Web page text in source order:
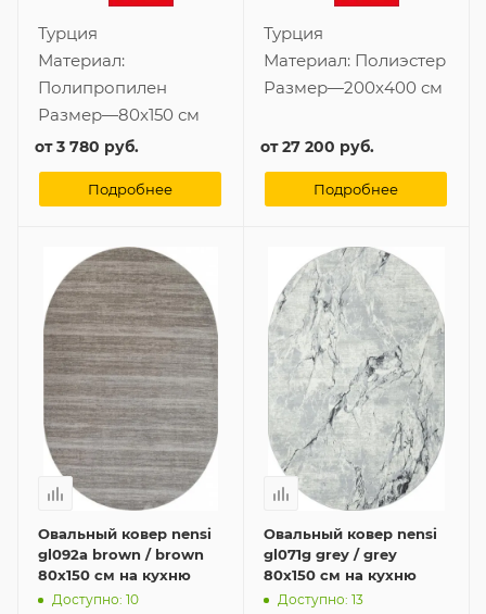
Турция
Материал:
Полипропилен
Размер—80x150 см
от3 780 руб.
Подробнее
Турция
Материал: Полиэстер
Размер—200x400 см
от27 200 руб.
Подробнее
Овальный ковер nensi
gl092a brown / brown
80x150 см на кухню
Доступно: 10
Овальный ковер nensi
gl071g grey / grey
80x150 см на кухню
Доступно: 13